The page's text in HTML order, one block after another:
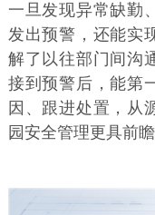
一旦发现异常缺勤
发出预警，还能实
解了以往部门间沟
接到预警后，能第
因、跟进处置，从
园安全管理更具前